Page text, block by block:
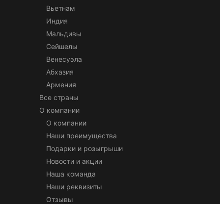
Вьетнам
Индия
Мальдивы
Сейшелы
Венесуэла
Абхазия
Армения
Все страны
О компании
О компании
Наши преимущества
Подарки и розыгрыши
Новости и акции
Наша команда
Наши реквизиты
Отзывы